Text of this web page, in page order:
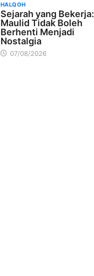
HALQOH
Sejarah yang Bekerja:
Maulid Tidak Boleh
Berhenti Menjadi
Nostalgia
07/08/2026